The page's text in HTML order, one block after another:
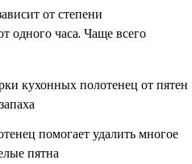
от степени
одного часа. Чаще всего
помогает удалить многое
пятна